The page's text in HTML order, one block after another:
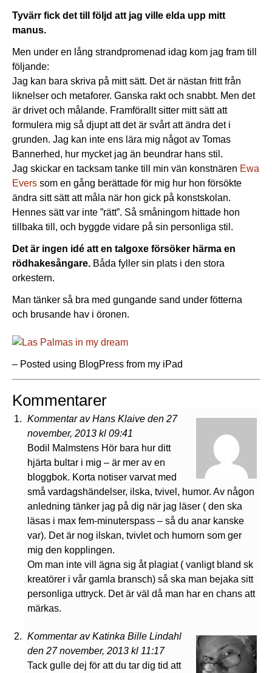
Tyvärr fick det till följd att jag ville elda upp mitt
manus.
Men under en lång strandpromenad idag kom jag fram till
följande:
Jag kan bara skriva på mitt sätt. Det är nästan fritt från
liknelser och metaforer. Ganska rakt och snabbt. Men det
är drivet och målande. Framförallt sitter mitt sätt att
formulera mig så djupt att det är svårt att ändra det i
grunden. Jag kan inte ens lära mig något av Tomas
Bannerhed, hur mycket jag än beundrar hans stil.
Jag skickar en tacksam tanke till min vän konstnären Ewa
Evers som en gång berättade för mig hur hon försökte
ändra sitt sätt att måla när hon gick på konstskolan.
Hennes sätt var inte ”rätt”. Så småningom hittade hon
tillbaka till, och byggde vidare på sin personliga stil.
Det är ingen idé att en talgoxe försöker härma en
rödhakesångare. Båda fyller sin plats i den stora
orkestern.
Man tänker så bra med gungande sand under fötterna
och brusande hav i öronen.
– Posted using BlogPress from my iPad
Kommentarer
Kommentar av Hans Klaive den 27
november, 2013 kl 09:41
Bodil Malmstens Hör bara hur ditt
hjärta bultar i mig – är mer av en
bloggbok. Korta notiser varvat med
små vardagshändelser, ilska, tvivel, humor. Av någon
anledning tänker jag på dig när jag läser ( den ska
läsas i max fem-minuterspass – så du anar kanske
var). Det är nog ilskan, tvivlet och humorn som ger
mig den kopplingen.
Om man inte vill ägna sig åt plagiat ( vanligt bland sk
kreatörer i vår gamla bransch) så ska man bejaka sitt
personliga uttryck. Det är väl då man har en chans att
märkas.
Kommentar av Katinka Bille Lindahl
den 27 november, 2013 kl 11:17
Tack gulle dej för att du tar dig tid att